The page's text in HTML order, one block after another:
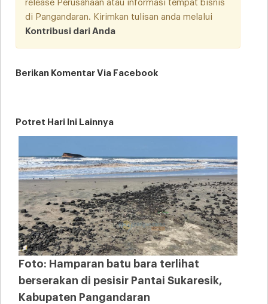
release Perusahaan atau informasi tempat bisnis
di Pangandaran. Kirimkan tulisan anda melalui
Kontribusi dari Anda
Berikan Komentar Via Facebook
Potret Hari Ini Lainnya
Foto: Hamparan batu bara terlihat
berserakan di pesisir Pantai Sukaresik,
Kabupaten Pangandaran